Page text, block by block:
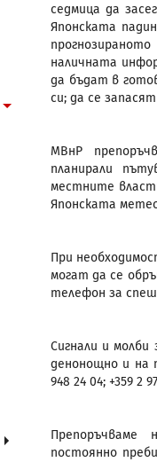
седмица да
Японската
наличната
да бъдат в
си; да се
МВнР
планирали
местните
Японската
При
могат да се
телефон за
Сигнали и
денонощно и на
948 24 04; +359 2
Препоръчваме
постоянно